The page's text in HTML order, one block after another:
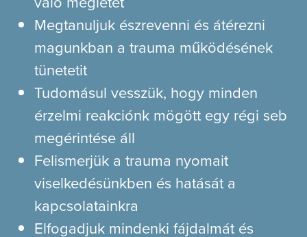
Megtanuljuk észrevenni és átérezni
magunkban a trauma működésének
tünetetit
Tudomásul vesszük, hogy minden
érzelmi reakciónk mögött egy régi seb
megérintése áll
Felismerjük a trauma nyomait
viselkedésünkben és hatását a
kapcsolatainkra
Elfogadjuk mindenki fájdalmát és